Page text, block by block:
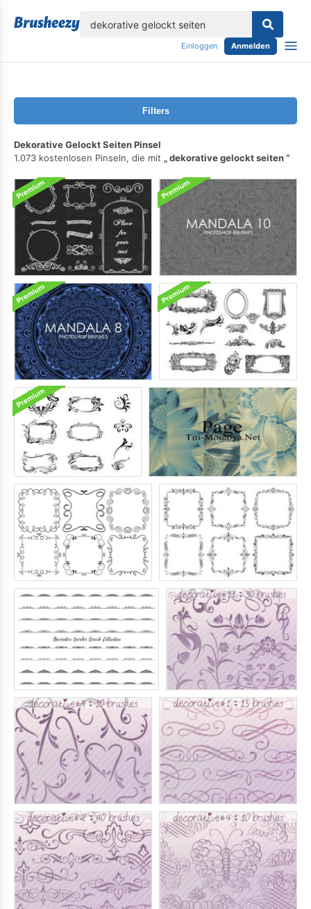
Einloggen Anmelden
Filters
Dekorative Gelockt Seiten Pinsel
1.073 kostenlosen Pinseln, die mit
dekorative gelockt seiten